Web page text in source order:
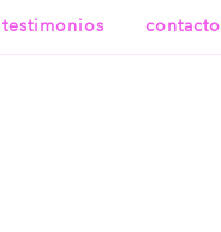
testimonios contacto